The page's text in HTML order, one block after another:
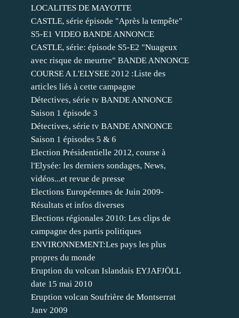
LOCALITES DE MAYOTTE
CASTLE, série épisode "Après la tempête"
S5-E1 VIDEO BANDE ANNONCE
CASTLE, série: épisode S5-E2 "Nuageux
avec risque de meurtre" BANDE ANNONCE
COURSE A L'ELYSEE 2012 :Liste des
articles liés à cette campagne
Détectives, série tv BANDE ANNONCE
Saison 1 épisode 3
Détectives, série tv BANDE ANNONCE
Saison 1 épisodes 5 & 6
Election Présidentielle 2012, course à
l'Elysée: les derniers sondages, News,
vidéos...et revue de presse
Elections Européennes de Juin 2009-
Résultats et infos diverses
Elections régionales 2010: Les clips de
campagne des partis politiques
ENVIRONNEMENT:Les pays les plus
propres du monde
Eruption du volcan Islandais EYJAFJÖLL
date 15 mai 2010
Eruption volcan Soufrière de Montserrat
Janv 2009